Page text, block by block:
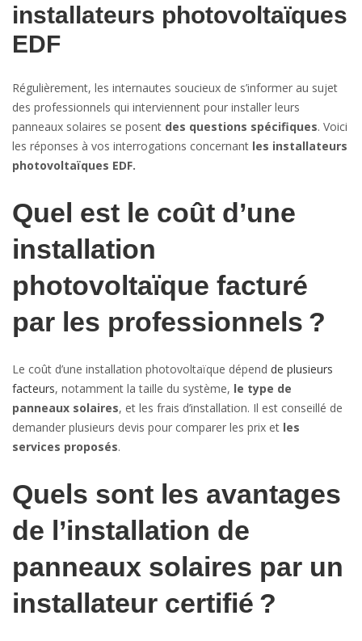
installateurs photovoltaïques
EDF
Régulièrement, les internautes soucieux de s’informer au sujet
des professionnels qui interviennent pour installer leurs
panneaux solaires se posent des questions spécifiques. Voici
les réponses à vos interrogations concernant les installateurs
photovoltaïques EDF.
Quel est le coût d’une
installation
photovoltaïque facturé
par les professionnels ?
Le coût d’une installation photovoltaïque dépend de plusieurs
facteurs, notamment la taille du système, le type de
panneaux solaires, et les frais d’installation. Il est conseillé de
demander plusieurs devis pour comparer les prix et les
services proposés.
Quels sont les avantages
de l’installation de
panneaux solaires par un
installateur certifié ?